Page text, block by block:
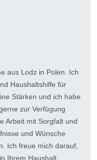
aus Lodz in Polen. Ich
Haushaltshilfe für
Stärken und ich habe
zur Verfügung
Arbeit mit Sorgfalt und
und Wünsche
Ich freue mich darauf,
Ihrem Haushalt